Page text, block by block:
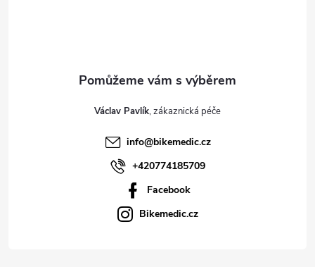
Václav Pavlík
info@bikemedic.cz
+420774185709
Facebook
Bikemedic.cz